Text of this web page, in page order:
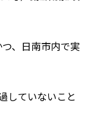
、日南市内で実
していないこと